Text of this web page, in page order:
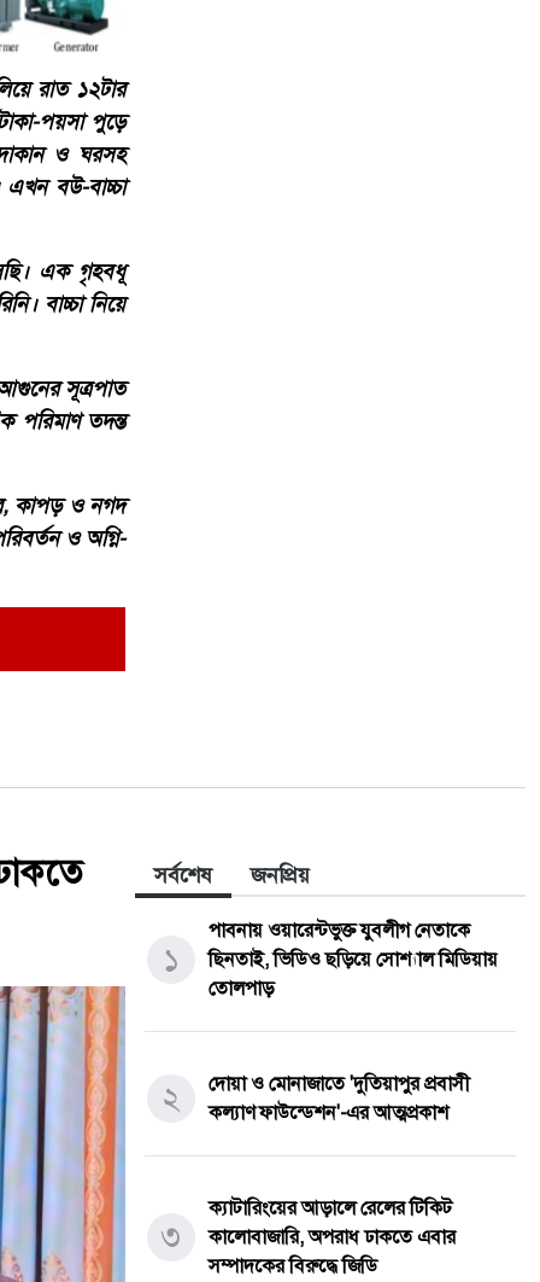
রাত ১২টার
পয়সা পুড়ে
ও ঘরসহ
এখন বউ-বাচ্চা
এক গৃহবধূ
বাচ্চা নিয়ে
আগুনের সূত্রপাত
পরিমাণ তদন্ত
কাপড় ও নগদ
ও অগ্নি-
সর্বশেষ জনপ্রিয়
১
পাবনায় ওয়ারেন্টভুক্ত যুবলীগ নেতাকে
ছিনতাই, ভিডিও ছড়িয়ে সোশ্যাল মিডিয়ায়
তোলপাড়
২
দোয়া ও মোনাজাতে 'দুতিয়াপুর প্রবাসী
কল্যাণ ফাউন্ডেশন'-এর আত্মপ্রকাশ
৩
ক্যাটারিংয়ের আড়ালে রেলের টিকিট
কালোবাজারি, অপরাধ ঢাকতে এবার
সম্পাদকের বিরুদ্ধে জিডি